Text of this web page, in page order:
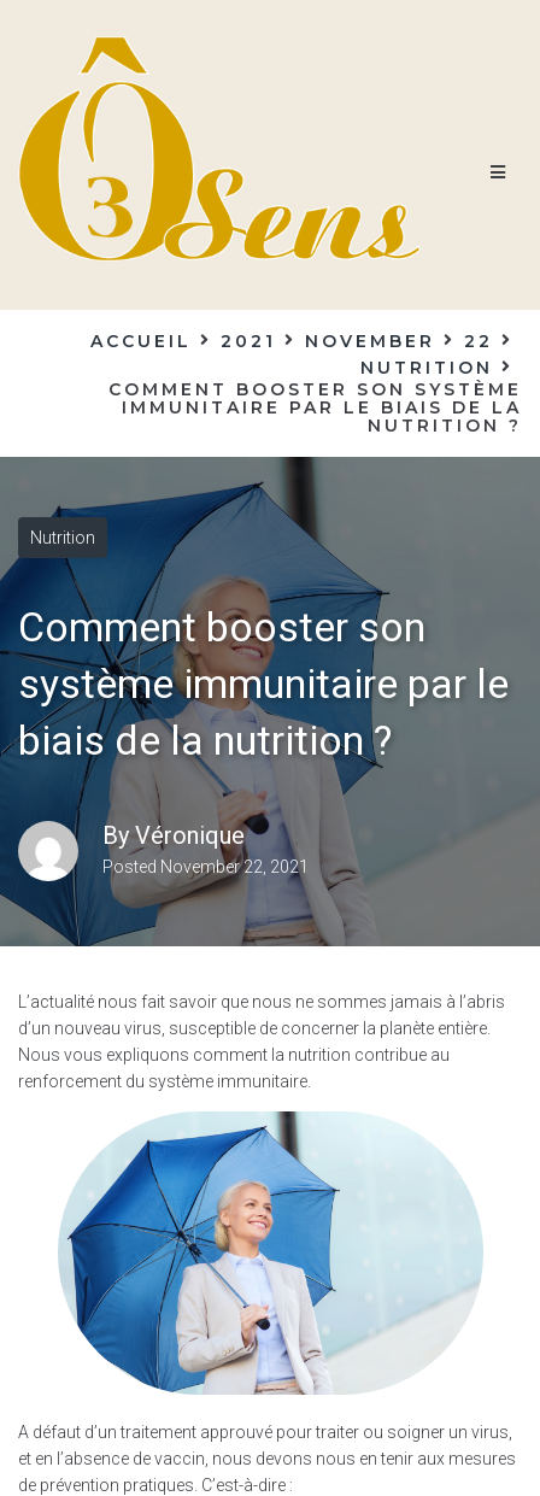
ACCUEIL 2021 NOVEMBER
22
NUTRITION
COMMENT BOOSTER SON SYSTÈME
IMMUNITAIRE PAR LE BIAIS DE LA
NUTRITION ?
Nutrition
Comment booster son
système immunitaire par le
biais de la nutrition ?
ByVéronique
Posted November 22, 2021
L’actualité nous fait savoir que nous ne sommes jamais à l’abris
d’un nouveau virus, susceptible de concerner la planète entière.
Nous vous expliquons comment la nutrition contribue au
renforcement du système immunitaire.
A défaut d’un traitement approuvé pour traiter ou soigner un virus,
et en l’absence de vaccin, nous devons nous en tenir aux mesures
de prévention pratiques. C’est-à-dire :